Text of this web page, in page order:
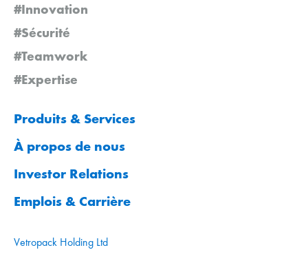
#Innovation
#Sécurité
#Teamwork
#Expertise
Produits & Services
À propos de nous
Investor Relations
Emplois & Carrière
Vetropack Holding Ltd